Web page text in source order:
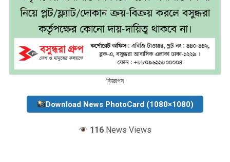
বিজ্ঞাপন
Download News PhotoCard (1080×1080)
116 News Views